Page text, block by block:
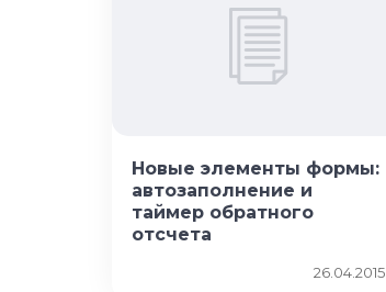
Новые элементы формы:
автозаполнение и
таймер обратного
отсчета
26.04.2015